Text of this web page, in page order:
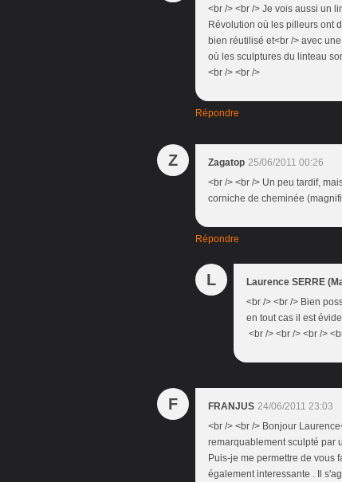
<br /> <br /> Je vois aussi un
Révolution où les pilleurs ont
bien réutilisé et<br /> avec
où les sculptures du linteau
<br /> <br />
Répondre
Z Zagatop 25/06/2011 00:26
<br /> <br /> Un peu tardif,
corniche de cheminée
Répondre
L Laurence SERRE
<br /> <br /> Bien
en tout cas il est
<br /> <br /> <br />
F FRANJUS 24/06/2011 23:03
<br /> <br /> Bonjour
remarquablement sculpté par
Puis-je me permettre de vous
également interessante . Il